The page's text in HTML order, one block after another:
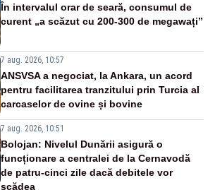
În intervalul orar de seară, consumul de
curent „a scăzut cu 200-300 de megawați”
7 aug. 2026, 10:57
ANSVSA a negociat, la Ankara, un acord
pentru facilitarea tranzitului prin Turcia al
carcaselor de ovine și bovine
7 aug. 2026, 10:51
Bolojan: Nivelul Dunării asigură o
funcționare a centralei de la Cernavodă
de patru-cinci zile dacă debitele vor
scădea